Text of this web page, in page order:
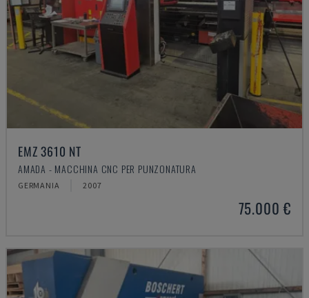
EMZ 3610 NT
AMADA - MACCHINA CNC PER PUNZONATURA
GERMANIA 2007
75.000 €